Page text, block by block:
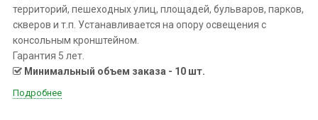
территорий, пешеходных улиц, площадей, бульваров, парков,
скверов и т.п. Устанавливается на опору освещения с
консольным кронштейном.
Гарантия 5 лет.
Минимальный объем заказа - 10 шт.
Подробнее